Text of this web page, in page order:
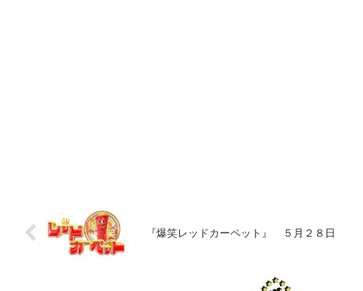
『爆笑レッドカーペット』 ５月２８日